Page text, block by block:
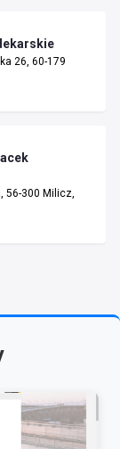
26, 60-179
56-300 Milicz,